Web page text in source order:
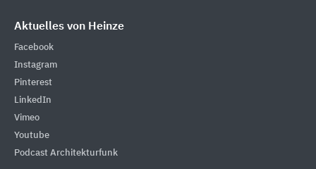
Aktuelles von Heinze
Facebook
Instagram
Pinterest
LinkedIn
Vimeo
Youtube
Podcast Architekturfunk